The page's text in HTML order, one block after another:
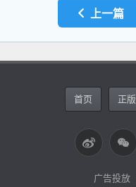
上一篇
首页 正版
广告投放